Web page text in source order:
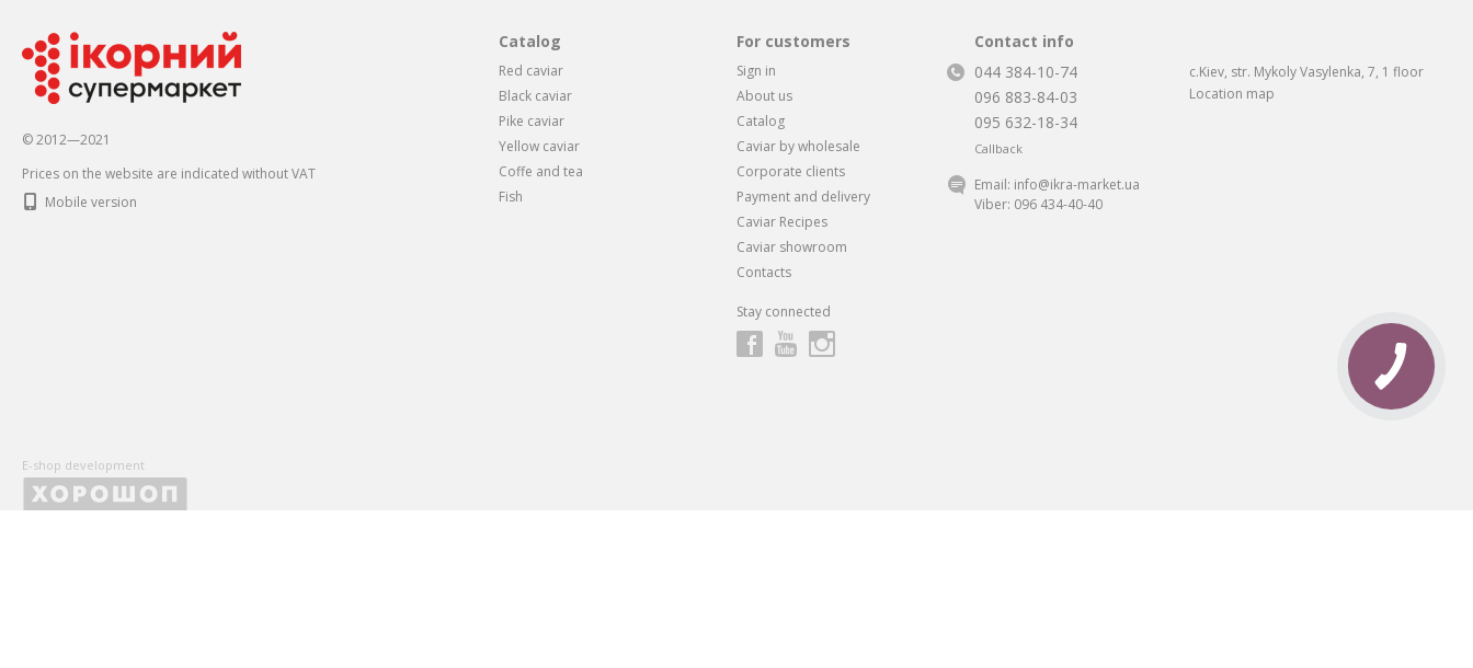
© 2012—2021
Prices on the website are indicated without VAT
Mobile version
Catalog
Red caviar
Black caviar
Pike caviar
Yellow caviar
Coffe and tea
Fish
For customers
Sign in
About us
Catalog
Caviar by wholesale
Corporate clients
Payment and delivery
Caviar Recipes
Caviar showroom
Contacts
Stay connected
Contact info
044 384-10-74
096 883-84-03
095 632-18-34
Callback
c.Kiev, str. Mykoly Vasylenka, 7, 1 floor
Location map
Email: info@ikra-market.ua
Viber: 096 434-40-40
E-shop development